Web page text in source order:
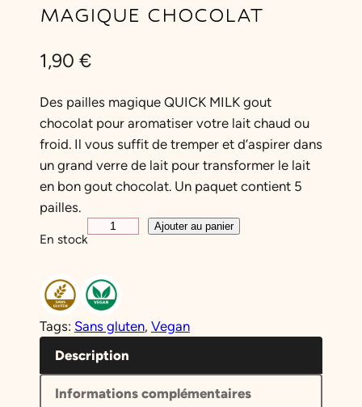
MAGIQUE CHOCOLAT
1,90 €
Des pailles magique QUICK MILK gout
chocolat pour aromatiser votre lait chaud ou
froid. Il vous suffit de tremper et d’aspirer dans
un grand verre de lait pour transformer le lait
en bon gout chocolat. Un paquet contient 5
pailles.
En stock
u
n
t
i
t
é
d
Ajouter au panier
Tags: Sans gluten, Vegan
Description
Informations complémentaires